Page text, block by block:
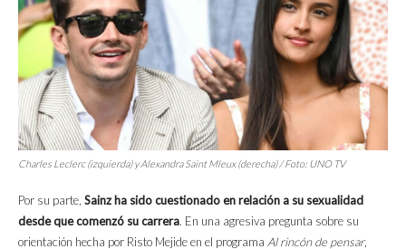
Charles Leclerc (izquierda) y Alexandra Saint Mleux (derecha) / Foto: UNO TV
Por su parte, Sainz ha sido cuestionado en relación a su sexualidad
desde que comenzó su carrera. En una agresiva pregunta sobre su
orientación hecha por Risto Mejide en el programa Al rincón de pensar,